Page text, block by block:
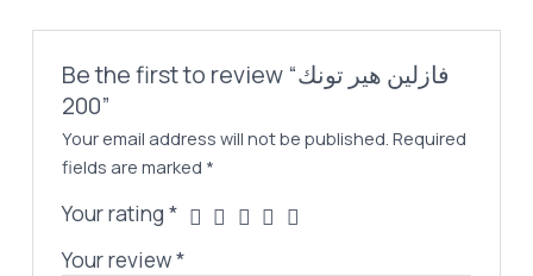
Be the first to review “فازلين هير تونك
200”
Your email address will not be published. Required
fields are marked *
Your rating*
Your review*